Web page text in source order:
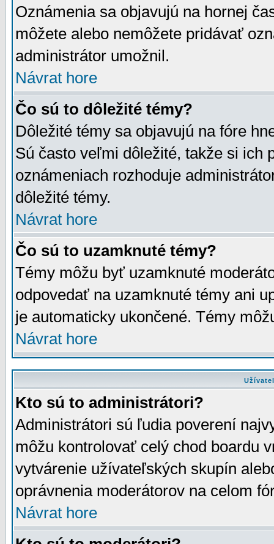
Oznámenia sa objavujú na hornej
môžete alebo nemôžete pridávať
administrátor umožnil.
Návrat hore
Čo sú to dôležité témy?
Dôležité témy sa objavujú na fóre
Sú často veľmi dôležité, takže si ich
oznámeniach rozhoduje
dôležité témy.
Návrat hore
Čo sú to uzamknuté témy?
Témy môžu byť uzamknuté
odpovedať na uzamknuté témy ani
je automaticky ukončené. Témy
Návrat hore
Kto sú to administrátori?
Administrátori sú ľudia poverení
môžu kontrolovať celý chod boardu
vytvárenie užívateľských skupín
oprávnenia moderátorov na celom
Návrat hore